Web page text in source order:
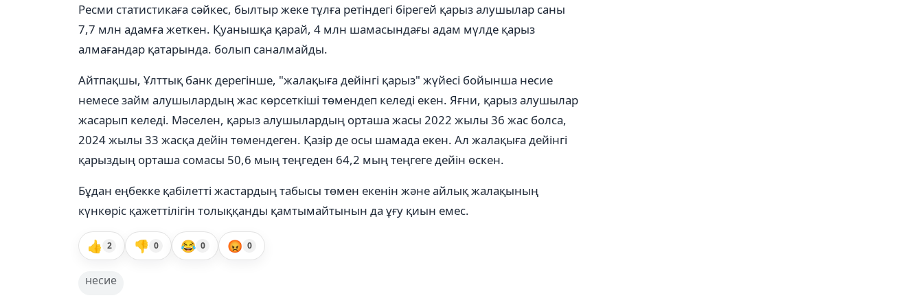
Ресми статистикаға сәйкес, былтыр жеке тұлға ретіндегі бірегей қарыз алушылар саны
7,7 млн адамға жеткен. Қуанышқа қарай, 4 млн шамасындағы адам мүлде қарыз
алмағандар қатарында. болып саналмайды.
Айтпақшы, Ұлттық банк дерегінше, "жалақыға дейінгі қарыз" жүйесі бойынша несие
немесе займ алушылардың жас көрсеткіші төмендеп келеді екен. Яғни, қарыз алушылар
жасарып келеді. Мәселен, қарыз алушылардың орташа жасы 2022 жылы 36 жас болса,
2024 жылы 33 жасқа дейін төмендеген. Қазір де осы шамада екен. Ал жалақыға дейінгі
қарыздың орташа сомасы 50,6 мың теңгеден 64,2 мың теңгеге дейін өскен.
Бұдан еңбекке қабілетті жастардың табысы төмен екенін және айлық жалақының
күнкөріс қажеттілігін толыққанды қамтымайтынын да ұғу қиын емес.
👍 2 👎 0 😂 0 😡 0
несие